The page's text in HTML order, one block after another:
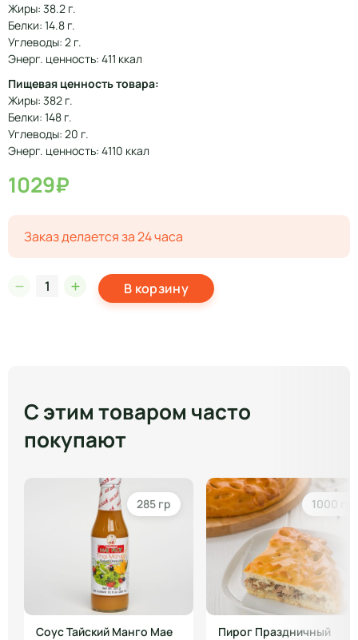
Жиры: 38.2 г.
Белки: 14.8 г.
Углеводы: 2 г.
Энерг. ценность: 411 ккал
Пищевая ценность товара:
Жиры: 382 г.
Белки: 148 г.
Углеводы: 20 г.
Энерг. ценность: 4110 ккал
1029₽
Заказ делается за 24 часа
В корзину
С этим товаром часто
покупают
285 гр
Соус Тайский Манго Мае
1000 гр
Пирог Праздничный